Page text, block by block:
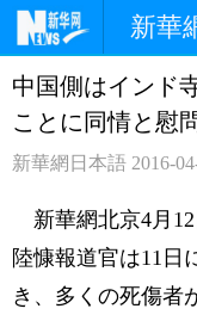
新華
ホームページ
観光
中日対訳
中国側はインド
ことに同情と慰
新華網日本語 2016-
新華網北京4月
陸慷報道官は11日
き、多くの死傷者